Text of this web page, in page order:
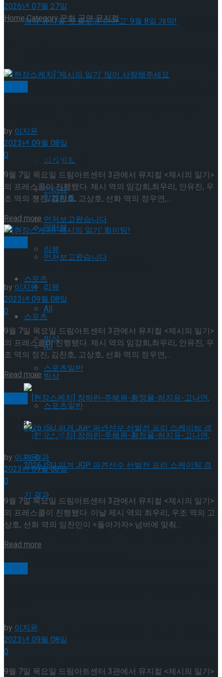
셰익스피어의 ‘오셀로’, 록뮤지컬로 새롭게 탄생
막!
앙케이트
인터뷰
먼저보고왔습니다
리뷰
스포츠
All
빙상
스포츠일반
[현장스케치] 장하린-주혜원-황정율-허지유-
고나연, 2026 ISU 피겨 JGP 파견선수 선발전
[현장스케치] 이규리-전효은-김지유-박하영,
하다.창작 뮤지컬 ‘오셀로와 이아고’ 9월 8일 개
Trending Tags
앙케이트
인터뷰
먼저보고왔습니다
리뷰
스포츠
All
빙상
스포츠일반
고나연, 2026 ISU 피겨 JGP 파견선수 선발전
[현장스케치] 이규리-전효은-김지유-박하영,
2026년 07월 27일
HomeCategory문화공연뮤지컬
by이지윤
2023년 09월 08일
0
9월 7일 목요일 드림아트센터 3관에서 뮤지컬 <제시의 일기>
의 프레스콜이 진행됐다. 제시 역의 임강희,최우리, 안유진, 우
조 역의 정진, 김찬호, 고상호, 선화 역의 정우연,...
Read more Details
[현장스케치] ‘제시의 일기’ 화이팅!
by이지윤
2023년 09월 08일
0
9월 7일 목요일 드림아트센터 3관에서 뮤지컬 <제시의 일기>
의 프레스콜이 진행됐다. 제시 역의 임강희,최우리, 안유진, 우
조 역의 정진, 김찬호, 고상호, 선화 역의 정우연,...
Read moreDetails
[현장스케치] 고상호-임찬민-최우리, 고향 땅을 다
시 밟은 세 사람
by이지윤
2023년 09월 08일
0
9월 7일 목요일 드림아트센터 3관에서 뮤지컬 <제시의 일기>
의 프레스콜이 진행됐다. 이날 제시 역의 최우리, 우조 역의 고
상호, 선화 역의 임찬민이 <돌아가자> 넘버에 맞춰...
Read more
by 이지윤
2023년 09월 08일
0
9월 7일 목요일 드림아트센터 3관에서 뮤지컬 <제시의 일기>